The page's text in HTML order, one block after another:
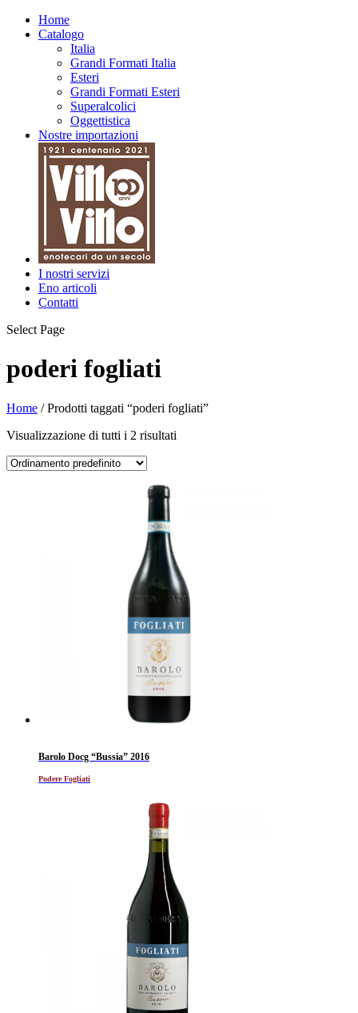
Home
Catalogo
Italia
Grandi Formati Italia
Esteri
Grandi Formati Esteri
Superalcolici
Oggettistica
Nostre importazioni
I nostri servizi
Eno articoli
Contatti
Select Page
poderi fogliati
Home / Prodotti taggati “poderi fogliati”
Visualizzazione di tutti i 2 risultati
Barolo Docg “Bussia” 2016
Podere Fogliati